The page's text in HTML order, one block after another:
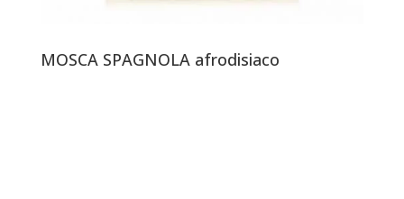
MOSCA SPAGNOLA afrodisiaco